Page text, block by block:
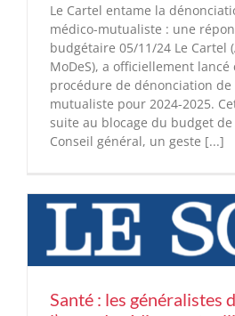
Le Cartel entame la
médico-mutualiste : une
budgétaire 05/11/24 Le Cartel
MoDeS), a officiellement
procédure de dénonciation
mutualiste pour 2024-2025.
suite au blocage du budget
Conseil général, un geste [...]
Santé : les généralistes